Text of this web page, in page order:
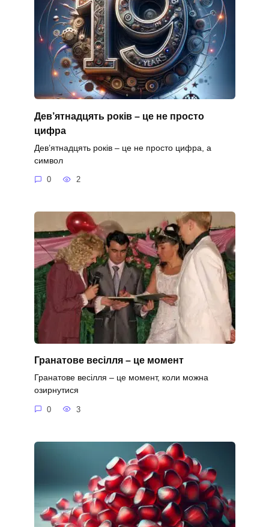
Дев’ятнадцять років – це не просто
цифра
Дев’ятнадцять років – це не просто цифра, а
символ
0 2
Гранатове весілля – це момент
Гранатове весілля – це момент, коли можна
озирнутися
0 3